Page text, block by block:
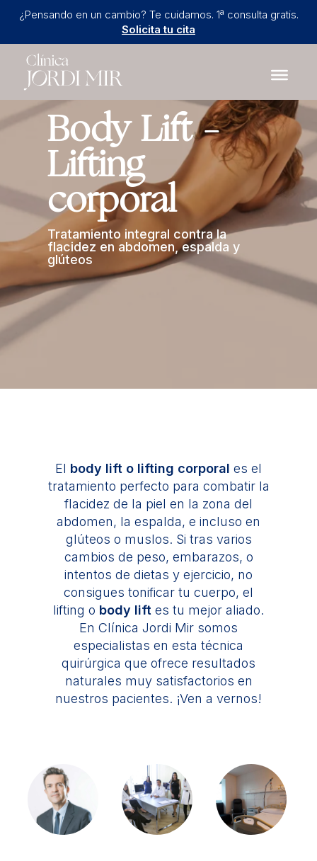
¿Pensando en un cambio? Te cuidamos. 1ª consulta gratis.
Solicita tu cita
Body Lift –
Lifting
corporal
Tratamiento integral contra la
flacidez en abdomen, espalda y
glúteos
El body lift o lifting corporal es el
tratamiento perfecto para combatir la
flacidez de la piel en la zona del
abdomen, la espalda, e incluso en
glúteos o muslos. Si tras varios
cambios de peso, embarazos, o
intentos de dietas y ejercicio, no
consigues tonificar tu cuerpo, el
lifting o body lift es tu mejor aliado.
En Clínica Jordi Mir somos
especialistas en esta técnica
quirúrgica que ofrece resultados
naturales muy satisfactorios en
nuestros pacientes. ¡Ven a vernos!